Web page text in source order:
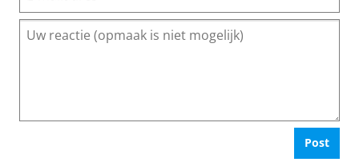
Post